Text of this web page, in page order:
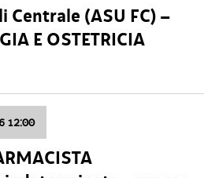
(ASU FC) –
E OSTETRICIA
12:00